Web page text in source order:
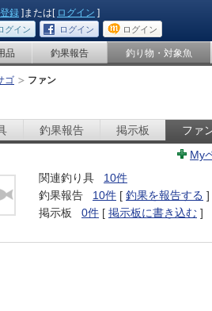
録 ]または[ ログイン ]
グイン ログイン ログイン
品 釣果報告 釣り物・対象魚
ゴ ファン
釣果報告 掲示板
ファ
My
関連釣り具
10件
釣果報告
10件 [ 釣果を報告する ]
掲示板
0件 [ 掲示板に書き込む ]